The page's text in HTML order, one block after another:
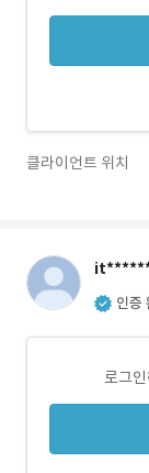
클라이언트 위치
인증
로그